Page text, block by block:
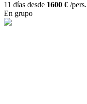
11 días desde 1600 € /pers.
En grupo